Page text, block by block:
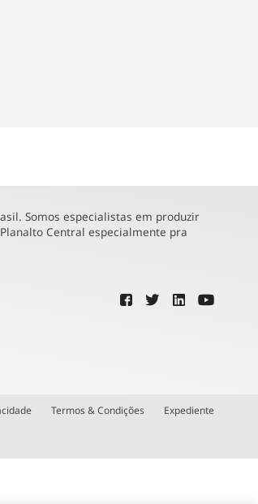
Somos especialistas em produzir
Central especialmente pra
Termos & Condições Expediente